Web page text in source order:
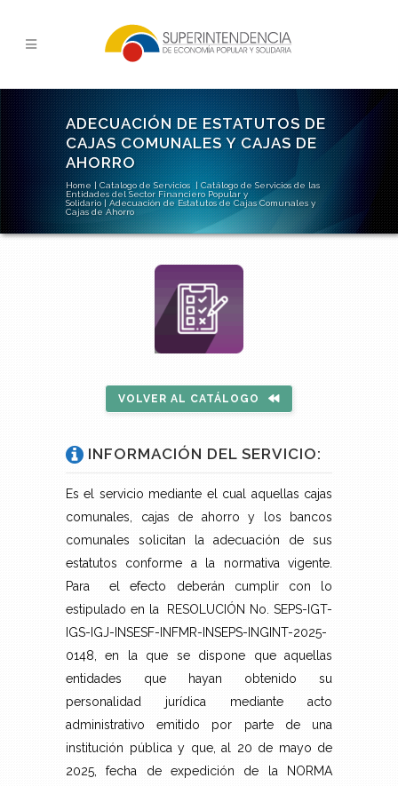
ADECUACIÓN DE ESTATUTOS DE
CAJAS COMUNALES Y CAJAS DE
AHORRO
Home | Catalogo de Servicios | Catálogo de Servicios de las
Entidades del Sector Financiero Popular y
Solidario | Adecuación de Estatutos de Cajas Comunales y
Cajas de Ahorro
VOLVER AL CATÁLOGO
INFORMACIÓN DEL SERVICIO:
Es el servicio mediante el cual aquellas cajas
comunales, cajas de ahorro y los bancos
comunales solicitan la adecuación de sus
estatutos conforme a la normativa vigente.
Para el efecto deberán cumplir con lo
estipulado en la RESOLUCIÓN No. SEPS-IGT-
IGS-IGJ-INSESF-INFMR-INSEPS-INGINT-2025-
0148, en la que se dispone que aquellas
entidades que hayan obtenido su
personalidad jurídica mediante acto
administrativo emitido por parte de una
institución pública y que, al 20 de mayo de
2025, fecha de expedición de la NORMA